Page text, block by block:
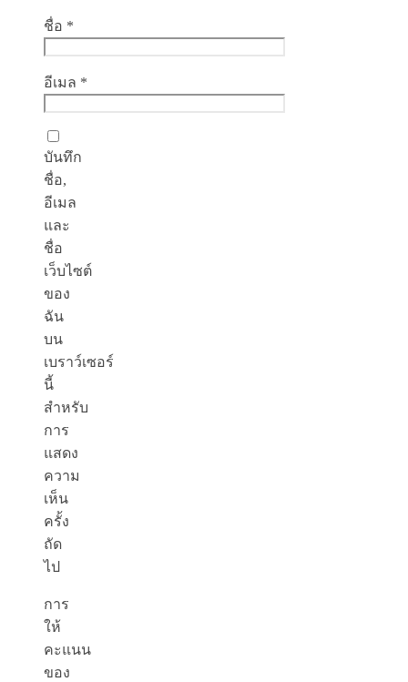
ชื่อ *
อีเมล *
บันทึก
ชื่อ,
อีเมล
และ
ชื่อ
เว็บไซต์
ของ
ฉัน
บน
เบราว์เซอร์
นี้
สำหรับ
การ
แสดง
ความ
เห็น
ครั้ง
ถัด
ไป
การ
ให้
คะแนน
ของ